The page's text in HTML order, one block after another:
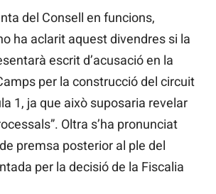
del Consell en funcions,
ha aclarit aquest divendres si la
escrit d’acusació en la
per la construcció del circuit
1, ja que això suposaria revelar
Oltra s’ha pronunciat
premsa posterior al ple del
per la decisió de la Fiscalia